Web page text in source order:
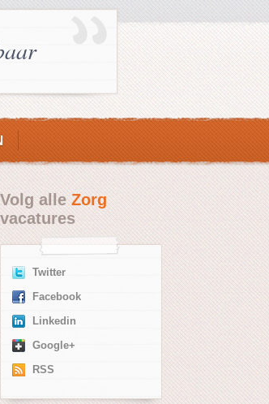
Volg alleZorg
vacatures
Twitter
Facebook
Linkedin
Google+
RSS